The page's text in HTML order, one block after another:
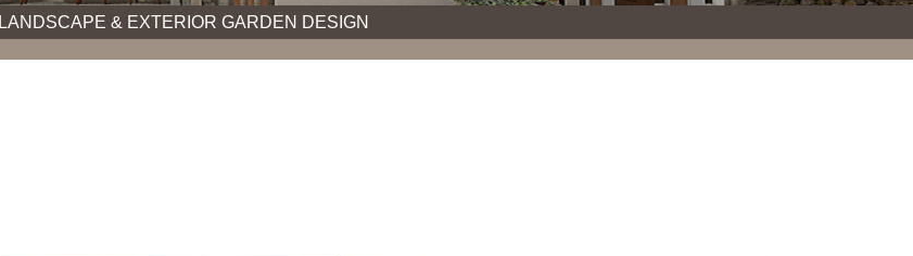
LANDSCAPE & EXTERIOR GARDEN DESIGN